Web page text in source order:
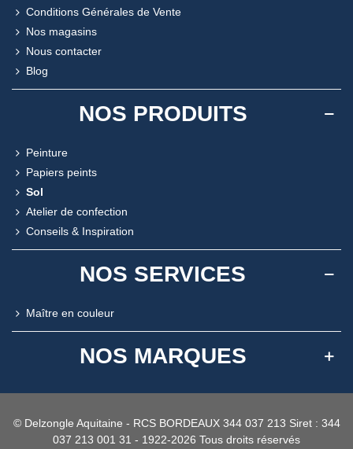
Conditions Générales de Vente
Nos magasins
Nous contacter
Blog
NOS PRODUITS
Peinture
Papiers peints
Sol
Atelier de confection
Conseils & Inspiration
NOS SERVICES
Maître en couleur
NOS MARQUES
© Delzongle Aquitaine - RCS BORDEAUX 344 037 213 Siret : 344
037 213 001 31 - 1922-2026 Tous droits réservés